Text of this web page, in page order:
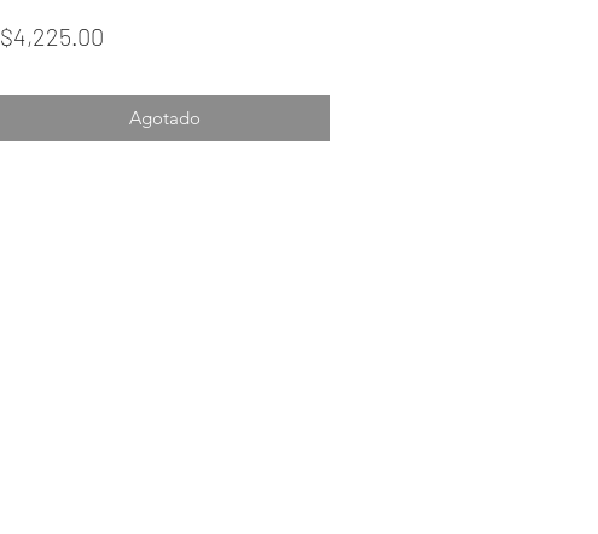
$4,225.00Precio
Agotado